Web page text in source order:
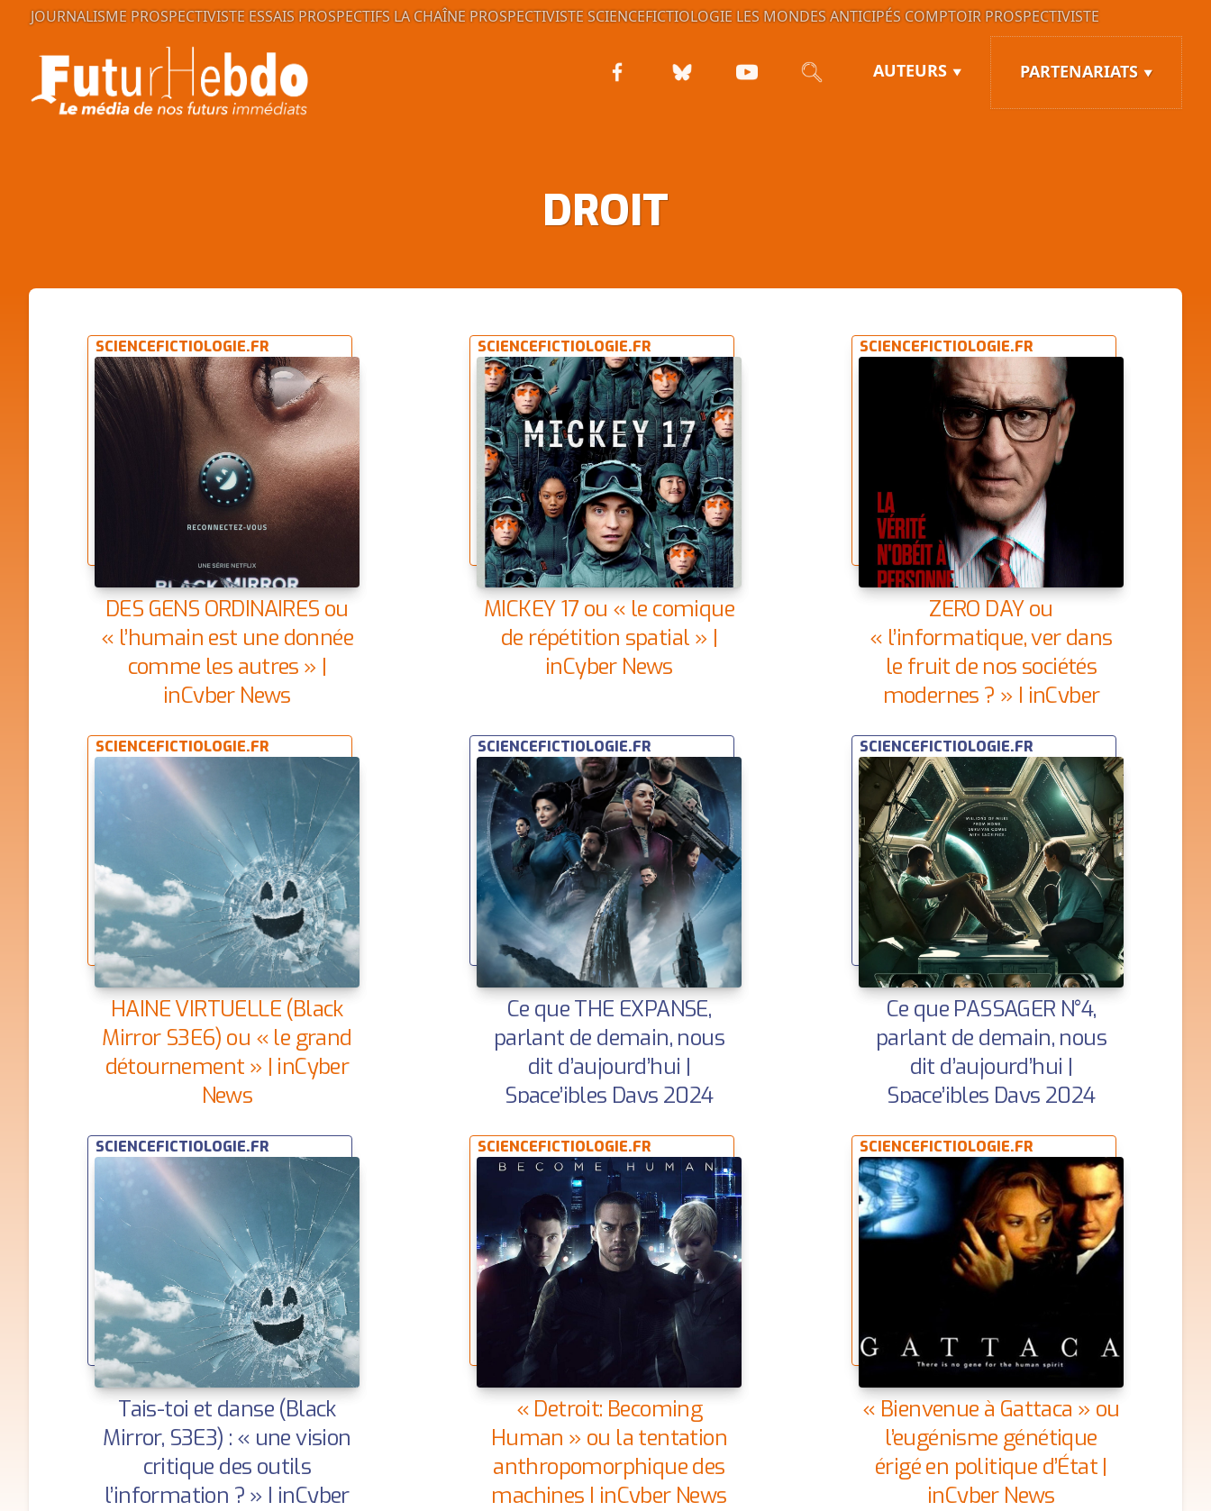
JOURNALISME PROSPECTIVISTE ESSAIS PROSPECTIFSLA CHAÎNE PROSPECTIVISTE SCIENCEFICTIOLOGIE LES MONDES ANTICIPÉSCOMPTOIR PROSPECTIVISTE
AUTEURS PARTENARIATS
DROIT
SCIENCEFICTIOLOGIE.FR
DES GENS ORDINAIRES ou
« l’humain est une donnée
comme les autres » |
inCyber News
SCIENCEFICTIOLOGIE.FR
MICKEY 17 ou « le comique
de répétition spatial » |
inCyber News
SCIENCEFICTIOLOGIE.FR
ZERO DAY ou
« l’informatique, ver dans
le fruit de nos sociétés
modernes ? » | inCyber
SCIENCEFICTIOLOGIE.FR
HAINE VIRTUELLE (Black
Mirror S3E6) ou « le grand
détournement » | inCyber
News
SCIENCEFICTIOLOGIE.FR
Ce que THE EXPANSE,
parlant de demain, nous
dit d’aujourd’hui |
Space’ibles Days 2024
SCIENCEFICTIOLOGIE.FR
Ce que PASSAGER N°4,
parlant de demain, nous
dit d’aujourd’hui |
Space’ibles Days 2024
SCIENCEFICTIOLOGIE.FR
Tais-toi et danse (Black
Mirror, S3E3) : « une vision
critique des outils
l’information ? » | inCyber
SCIENCEFICTIOLOGIE.FR
« Detroit: Becoming
Human » ou la tentation
anthropomorphique des
machines | inCyber News
SCIENCEFICTIOLOGIE.FR
« Bienvenue à Gattaca » ou
l’eugénisme génétique
érigé en politique d’État |
inCyber News